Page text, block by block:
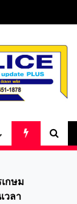
ไลน์
กษม
วลา